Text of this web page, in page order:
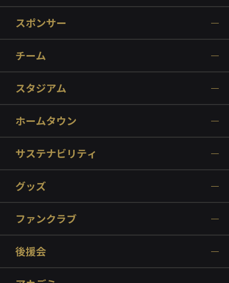
スポンサー
チーム
スタジアム
ホームタウン
サステナビリティ
グッズ
ファンクラブ
後援会